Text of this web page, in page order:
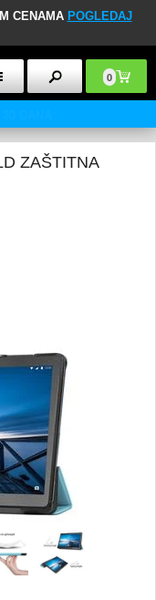
CENAMA POGLEDAJ
0
ZAŠTITNA